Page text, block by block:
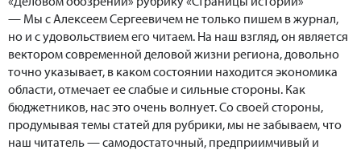
— Мы с Алексеем Сергеевичем не только пишем в журнал,
но и с удовольствием его читаем. На наш взгляд, он является
вектором современной деловой жизни региона, довольно
точно указывает, в каком состоянии находится экономика
области, отмечает ее слабые и сильные стороны. Как
бюджетников, нас это очень волнует. Со своей стороны,
продумывая темы статей для рубрики, мы не забываем, что
наш читатель — самодостаточный, предприимчивый и